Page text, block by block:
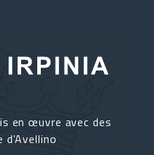
en œuvre avec des
d'Avellino